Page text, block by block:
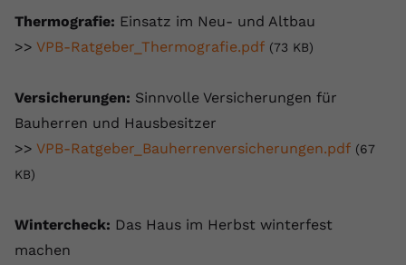
Thermografie: Einsatz im Neu- und Altbau
>> VPB-Ratgeber_Thermografie.pdf (73 KB)
Versicherungen: Sinnvolle Versicherungen für
Bauherren und Hausbesitzer
>> VPB-Ratgeber_Bauherrenversicherungen.pdf (67
KB)
Wintercheck: Das Haus im Herbst winterfest
machen